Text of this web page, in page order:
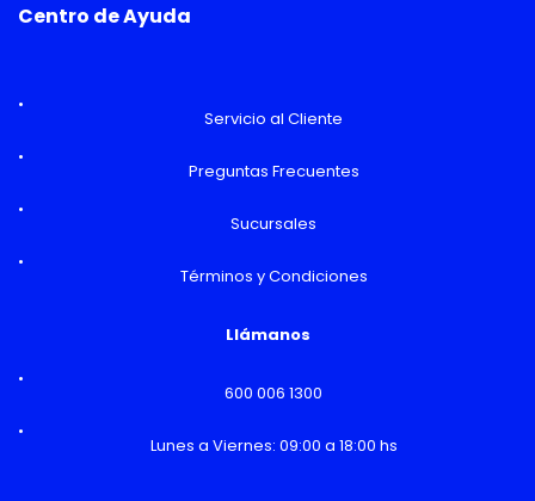
Centro de Ayuda
Servicio al Cliente
Preguntas Frecuentes
Sucursales
Términos y Condiciones
Llámanos
600 006 1300
Lunes a Viernes: 09:00 a 18:00 hs